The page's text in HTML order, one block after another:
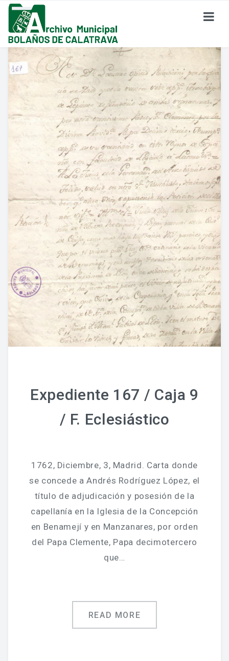
SOBRE EL ARCHIVO
¿Dónde Estamos?
Formulario De Contacto
Historia Del Archivo
Reglamento De Uso Del Archivo
FONDO DOCUMENTAL
Fondo Eclesiástico
Fondo Histórico
Fondo Notarial
Catálogos Y Cuadros De Clasificación
Libros De Actas
Jornadas De Historia Local
Vídeos De Jornadas De Historia Local
Memorias Vivas
Estudios De Historia Y Patrimonio
Estudios Socioeconómicos
Expediente 167 / Caja 9
/ F. Eclesiástico
1762, Diciembre, 3, Madrid. Carta donde
se concede a Andrés Rodríguez López, el
título de adjudicación y posesión de la
capellanía en la Iglesia de la Concepción
en Benamejí y en Manzanares, por orden
del Papa Clemente, Papa decimotercero
que…
READ MORE